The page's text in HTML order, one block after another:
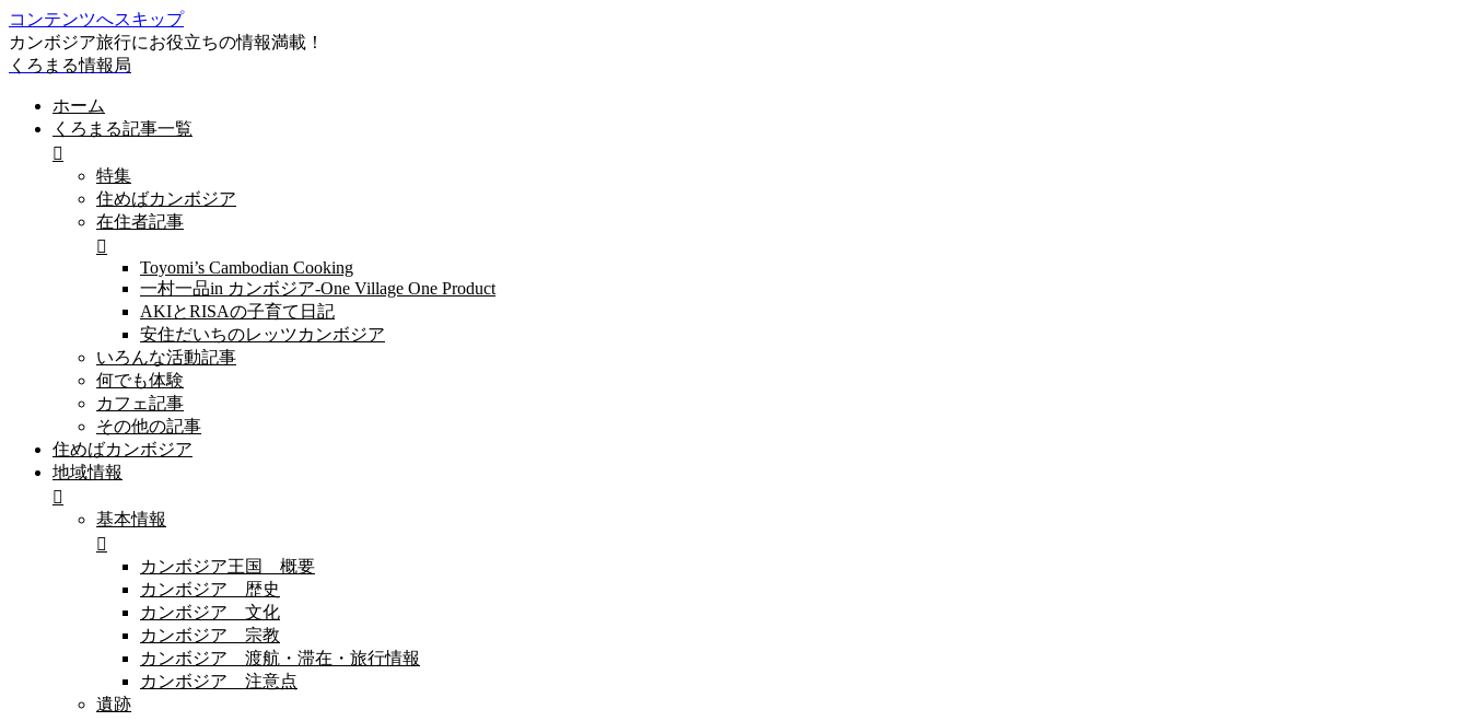
コンテンツへスキップ
カンボジア旅行にお役立ちの情報満載！
くろまる情報局
ホーム
くろまる記事一覧
特集
住めばカンボジア
在住者記事
Toyomi’s Cambodian Cooking
一村一品in カンボジア-One Village One Product
AKIとRISAの子育て日記
安住だいちのレッツカンボジア
いろんな活動記事
何でも体験
カフェ記事
その他の記事
住めばカンボジア
地域情報
基本情報
カンボジア王国 概要
カンボジア 歴史
カンボジア 文化
カンボジア 宗教
カンボジア 渡航・滞在・旅行情報
カンボジア 注意点
遺跡